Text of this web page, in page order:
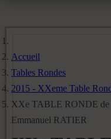
Accueil
Tables Rondes
2015 - XXeme Table
XXe TABLE RONDE de
Emmanuel RATIER